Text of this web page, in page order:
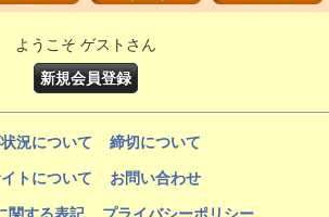
ようこそ ゲストさん
新規会員登録
況について 締切について
トについて お問い合わせ
関する表記 プライバシーポリシー